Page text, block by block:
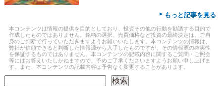
▸ もっと記事を見る
本コンテンツは情報の提供を目的としており、投資その他の行動を勧誘する目的で
作成したものではありません。銘柄の選択、売買価格など投資の最終決定は、ご自
身のご判断で行っていただきますようお願いいたします。本コンテンツの情報は、
弊社が信頼できると判断した情報源から入手したものですが、その情報源の確実性
を保証するものではありません。本コンテンツの記載内容に関するご質問・ご照会
等にはお答えいたしかねますので、予めご了承くださいますようお願い申し上げま
す。また、本コンテンツの記載内容は予告なく変更することがあります。
検索